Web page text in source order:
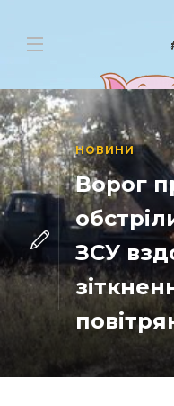
НОВИНИ
Ворог
ЗСУ